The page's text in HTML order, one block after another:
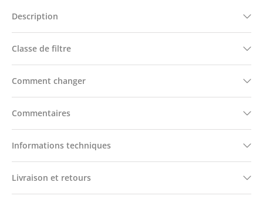
Description
Classe de filtre
Comment changer
Commentaires
Informations techniques
Livraison et retours